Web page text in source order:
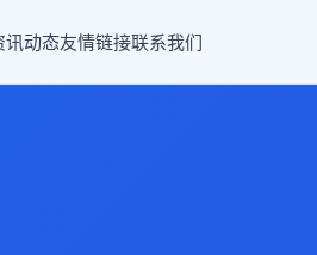
讯动态友情链接联系我们